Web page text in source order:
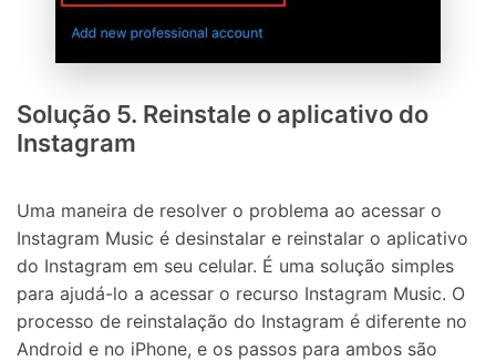
Solução 5. Reinstale o aplicativo do
Instagram
Uma maneira de resolver o problema ao acessar o
Instagram Music é desinstalar e reinstalar o aplicativo
do Instagram em seu celular. É uma solução simples
para ajudá-lo a acessar o recurso Instagram Music. O
processo de reinstalação do Instagram é diferente no
Android e no iPhone, e os passos para ambos são